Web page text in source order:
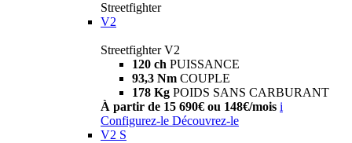
Streetfighter
V2
Streetfighter V2
120 ch PUISSANCE
93,3 Nm COUPLE
178 Kg POIDS SANS CARBURANT
À partir de 15 690€ ou 148€/mois i
Configurez-le Découvrez-le
V2 S